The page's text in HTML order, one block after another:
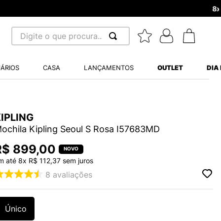
Digite o que procura...
CASA LANÇAMENTOS OUTLET DIA
Kipling Seoul S Rosa I57683MD
899,00
até8x R$ 112,37 sem juros
8 avaliações
Único
BALANCE 530